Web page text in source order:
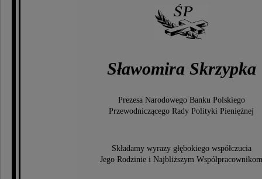
Sławomira Skrzypka
Prezesa Narodowego Banku Polskiego
Przewodniczącego Rady Polityki Pieniężnej
Składamy wyrazy głębokiego współczucia
Jego Rodzinie i Najbliższym Współpracownikom